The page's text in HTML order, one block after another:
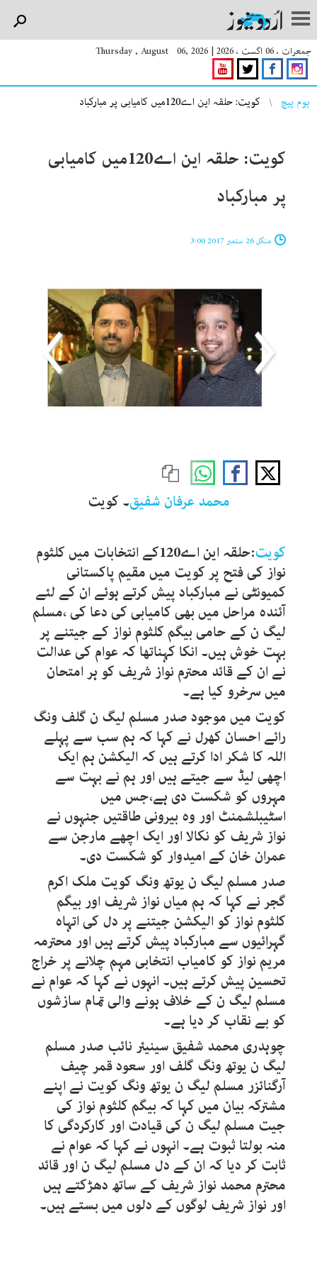
جمعرات ، 06 اگست ، 2026 |
Thursday , August 06, 2026
You are here
ہوم پیچ کویت: حلقہ این اے120میں کامیابی پر مبارکباد
کویت: حلقہ این اے120میں کامیابی
پر مبارکباد
منگل 26 ستمبر 2017 3:00
محمد عرفان شفیق۔ کویت
کویت
:حلقہ این اے120کے انتخابات میں کلثوم
نواز کی فتح پر کویت میں مقیم پاکستانی
کمیونٹی نے مبارکباد پیش کرتے ہوئے ان کے لئے
آئندہ مراحل میں بھی کامیابی کی دعا کی ،مسلم
لیگ ن کے حامی بیگم کلثوم نواز کے جیتنے پر
بہت خوش ہیں۔ انکا کہناتھا کہ عوام کی عدالت
نے ان کے قائد محترم نواز شریف کو ہر امتحان
میں سرخرو کیا ہے۔
کویت میں موجود صدر مسلم لیگ ن گلف ونگ
رائے احسان کھرل نے کہا کہ ہم سب سے پہلے
اللہ کا شکر ادا کرتے ہیں کہ الیکشن ہم ایک
اچھی لیڈ سے جیتے ہیں اور ہم نے بہت سے
مہروں کو شکست دی ہے،جس میں
اسٹیبلشمنٹ اور وہ بیرونی طاقتیں جنہوں نے
نواز شریف کو نکالا اور ایک اچھے مارجن سے
عمران خان کے امیدوار کو شکست دی۔
صدر مسلم لیگ ن یوتھ ونگ کویت ملک اکرم
گجر نے کہا کہ ہم میاں نواز شریف اور بیگم
کلثوم نواز کو الیکشن جیتنے پر دل کی اتہاہ
گہرائیوں سے مبارکباد پیش کرتے ہیں اور محترمہ
مریم نواز کو کامیاب انتخابی مہم چلانے پر خراج
تحسین پیش کرتے ہیں۔ انہوں نے کہا کہ عوام نے
مسلم لیگ ن کے خلاف ہونے والی تمام سازشوں
کو بے نقاب کر دیا ہے۔
چوہدری محمد شفیق سینیئر نائب صدر مسلم
لیگ ن یوتھ ونگ گلف اور سعود قمر چیف
آرگنائزر مسلم لیگ ن یوتھ ونگ کویت نے اپنے
مشترکہ بیان میں کہا کہ بیگم کلثوم نواز کی
جیت مسلم لیگ ن کی قیادت اور کارکردگی کا
منہ بولتا ثبوت ہے۔ انہوں نے کہا کہ عوام نے
ثابت کر دیا کہ ان کے دل مسلم لیگ ن اور قائد
محترم محمد نواز شریف کے ساتھ دھڑکتے ہیں
اور نواز شریف لوگوں کے دلوں میں بستے ہیں۔